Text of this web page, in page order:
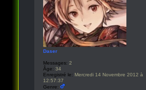
Daser
Messages: 2
Âge: 34
Enregistré le: Mercredi 14 Novembre 2012 à
12:57:37
Genre: